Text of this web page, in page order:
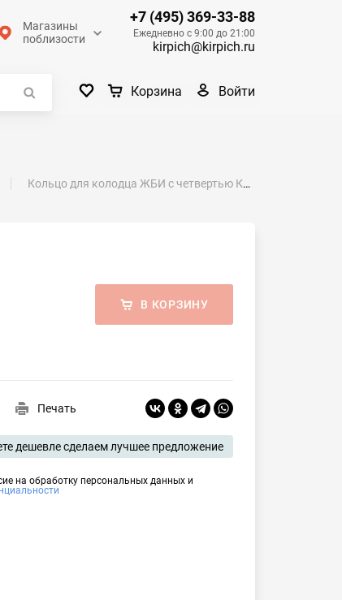
Магазины
поблизости
+7 (495) 369-33-88
Ежедневно с 9:00 до 21:00
kirpich@kirpich.ru
Корзина Войти
Кольцо для колодца ЖБИ с четвертью КС10-6ч
В КОРЗИНУ
Печать
дешевле сделаем лучшее предложение
на обработку персональных данных и